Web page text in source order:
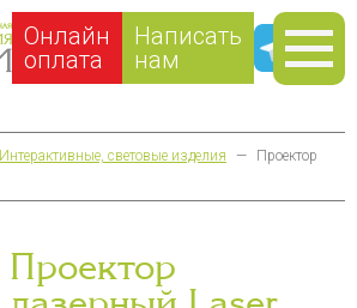
Онлайн
оплата
Написать
нам
Интерактивные, световые изделия —
Проектор
Проектор